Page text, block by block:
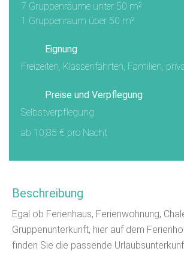
7 Gruppenräume unter 50 m²
1 Gruppenraum über 50 m²
Eignung
Freizeiten, Klassenfahrten, Familien,
Preise und Verpflegung
Selbstverpflegung
ab 10,85 € pro Nacht
Beschreibung
Egal ob Ferienhaus, Ferienwohnung,
Gruppenunterkunft, hier auf dem
finden Sie die passende